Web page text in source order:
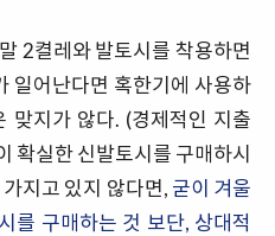
2켤레와 발토시를 착용하면
일어난다면 혹한기에 사용하
맞지가 않다. (경제적인 지출
확실한 신발토시를 구매하시
지고 있지 않다면, 굳이 겨울
를 구매하는 것 보단, 상대적